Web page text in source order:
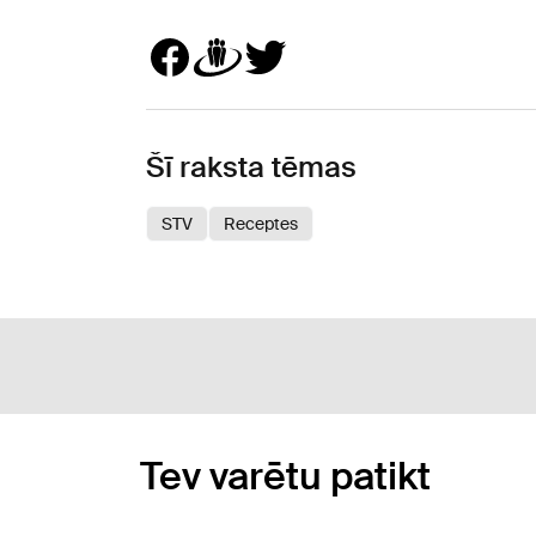
Šī raksta tēmas
STV Receptes
Tev varētu patikt